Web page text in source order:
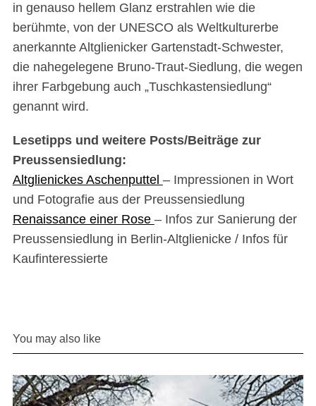
in genauso hellem Glanz erstrahlen wie die
berühmte, von der UNESCO als Weltkulturerbe
anerkannte Altglienicker Gartenstadt-Schwester,
die nahegelegene Bruno-Traut-Siedlung, die wegen
ihrer Farbgebung auch „Tuschkastensiedlung“
genannt wird.
Lesetipps und weitere Posts/Beiträge zur
Preussensiedlung:
Altglienickes Aschenputtel – Impressionen in Wort
und Fotografie aus der Preussensiedlung
Renaissance einer Rose – Infos zur Sanierung der
Preussensiedlung in Berlin-Altglienicke / Infos für
Kaufinteressierte
You may also like